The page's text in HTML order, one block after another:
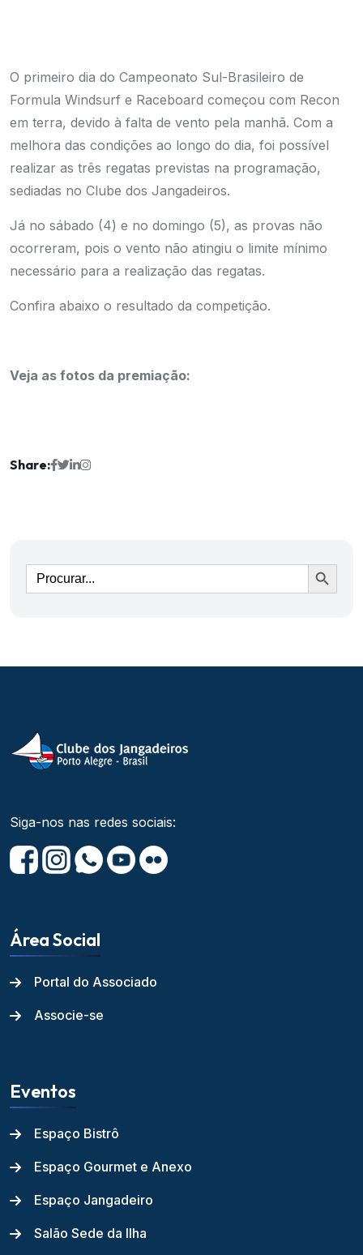
O primeiro dia do Campeonato Sul-Brasileiro de
Formula Windsurf e Raceboard começou com Recon
em terra, devido à falta de vento pela manhã. Com a
melhora das condições ao longo do dia, foi possível
realizar as três regatas previstas na programação,
sediadas no Clube dos Jangadeiros.
Já no sábado (4) e no domingo (5), as provas não
ocorreram, pois o vento não atingiu o limite mínimo
necessário para a realização das regatas.
Confira abaixo o resultado da competição.
Veja as fotos da premiação:
Share:
Ir
Siga-nos nas redes sociais:
Área Social
Portal do Associado
Associe-se
Eventos
Espaço Bistrô
Espaço Gourmet e Anexo
Espaço Jangadeiro
Salão Sede da Ilha